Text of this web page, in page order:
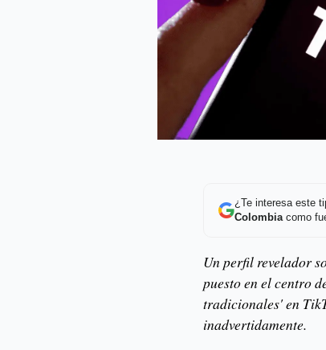
¿Te interesa este
Colombiacomo
Un perfil revelador
puesto en el centro
tradicionales' en
inadvertidamente.